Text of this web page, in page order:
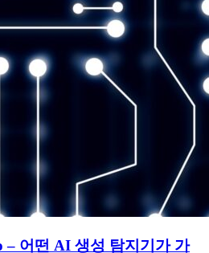
– 어떤 AI 생성 탐지기가 가